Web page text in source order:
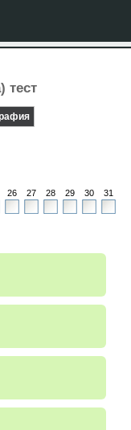
тест
26 27 28 29 30 31